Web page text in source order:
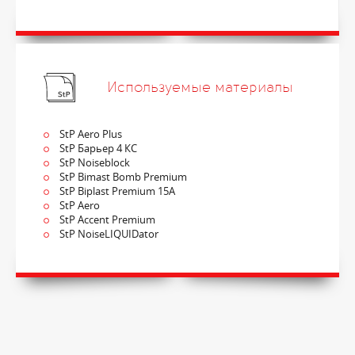
Используемые материалы
StP Aero Plus
StP Барьер 4 КС
StP Noiseblock
StP Bimast Bomb Premium
StP Biplast Premium 15A
StP Aero
StP Accent Premium
StP NoiseLIQUIDator